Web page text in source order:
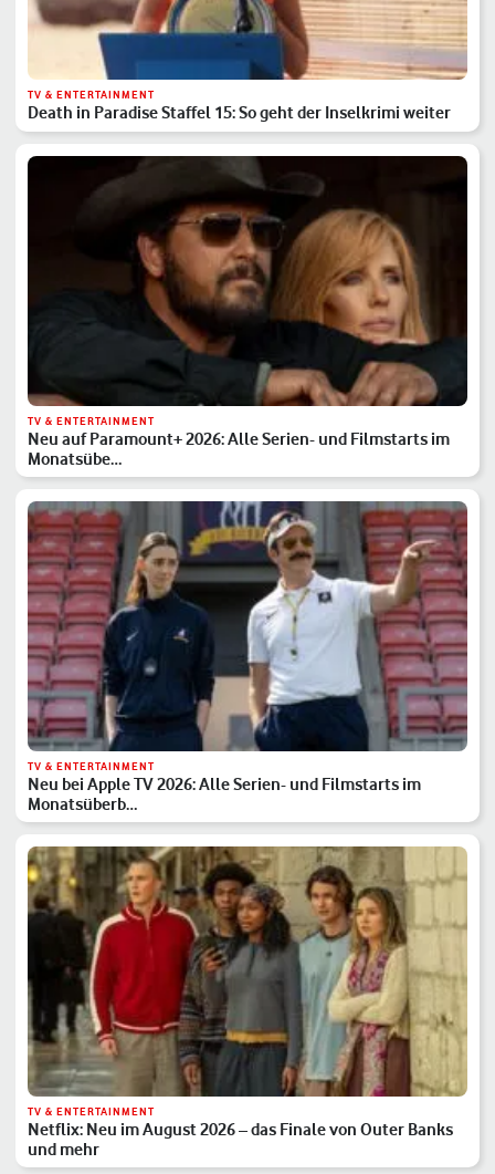
TV & ENTERTAINMENT
Death in Paradise Staffel 15: So geht der Inselkrimi weiter
TV & ENTERTAINMENT
Neu auf Paramount+ 2026: Alle Serien- und Filmstarts im
Monatsübe…
TV & ENTERTAINMENT
Neu bei Apple TV 2026: Alle Serien- und Filmstarts im
Monatsüberb…
TV & ENTERTAINMENT
Netflix: Neu im August 2026 – das Finale von Outer Banks
und mehr